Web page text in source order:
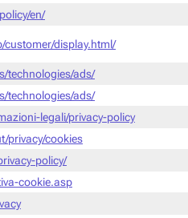
en/
display.html/
technologies/ads/
technologies/ads/
legali/privacy-policy
privacy/cookies
policy/
cookie.asp